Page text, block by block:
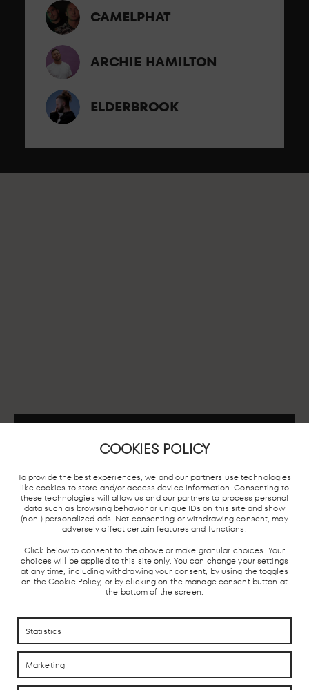
COOKIES POLICY
To provide the best experiences, we and our partners use technologies
like cookies to store and/or access device information. Consenting to
these technologies will allow us and our partners to process personal
data such as browsing behavior or unique IDs on this site and show
(non-) personalized ads. Not consenting or withdrawing consent, may
adversely affect certain features and functions.
Click below to consent to the above or make granular choices. Your
choices will be applied to this site only. You can change your settings
at any time, including withdrawing your consent, by using the toggles
on the Cookie Policy, or by clicking on the manage consent button at
the bottom of the screen.
Statistics
Marketing
CAMELPHAT
ARCHIE HAMILTON
ELDERBROOK
CHAMARTÍN TRAIN STATION,
First Floor s/n. 28036. Madrid..
AND AVE
HOW TO REACH US
HOW TO REACH US